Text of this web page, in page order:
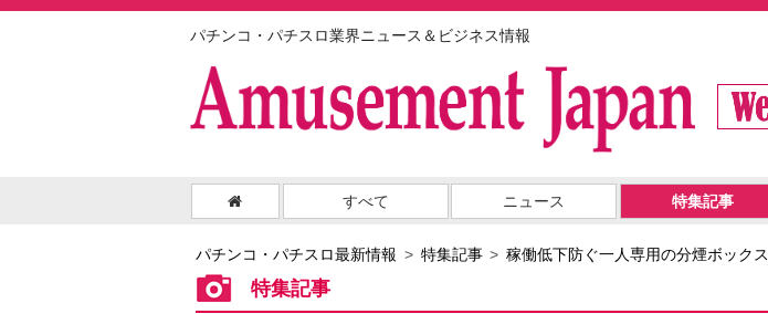
パチンコ・パチスロ業界ニュース＆ビジネス情報
すべて ニュース 特集記事
パチンコ・パチスロ最新情報 特集記事 稼働低下防ぐ一人専用の分煙ボックス
特集記事